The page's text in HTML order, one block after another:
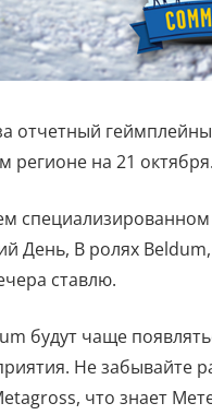
отчетный
регионе на 21 октября.
День, В ролях
ставлю.
будут чаще
Не забывайте
что знает